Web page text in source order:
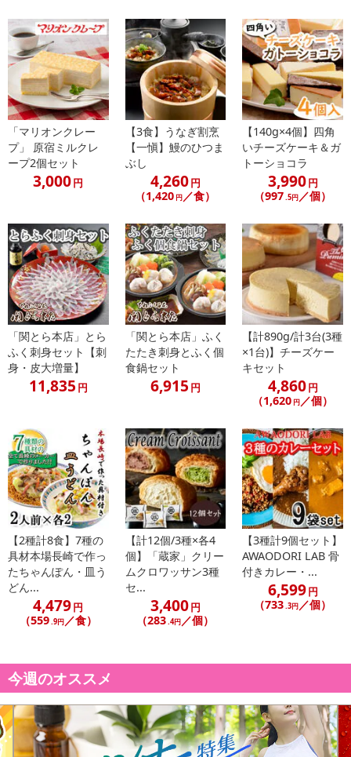
【配送日時の指定について】
※配送日時の指定が可能な商品の場合、商品によってご指定できる
配送日、配送時間が異なる可能性がございます。
カート機能をご利用の場合は、配送日時指定をご利用いただけませ
ん。
発送日カレンダー
休業日
■その他共通および商品カテゴリー別注意事項（※必ずご確認くだ
さい）
時点での情報となります。
「マリオンクレー
プ」 原宿ミルクレ
ープ2個セット
3,000円
【3食】うなぎ割烹
【一愼】鰻のひつま
ぶし
4,260円
（1,420 円／食）
【140g×4個】四角
いチーズケーキ＆ガ
トーショコラ
3,990円
（997.5円／個）
「関とら本店」とら
ふく刺身セット【刺
身・皮大増量】
11,835 円
「関とら本店」ふく
たたき刺身とふく個
食鍋セット
6,915 円
【計890g/計3台(3種
×1台)】チーズケー
キセット
4,860円
（1,620 円 ／個）
【2種計8食】7種の
具材本場長崎で作っ
たちゃんぽん・皿う
どん...
4,479円
（559.9円／食）
【計12個/3種×各4
個】「蔵家」クリー
ムクロワッサン3種
セ...
3,400円
（283.4円／個）
【3種計9個セット】
AWAODORI LAB 骨
付きカレー・...
6,599円
（733.3円／個）
今週のオススメ